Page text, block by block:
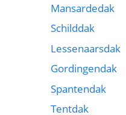
Mansardedak
Schilddak
Lessenaarsdak
Gordingendak
Spantendak
Tentdak